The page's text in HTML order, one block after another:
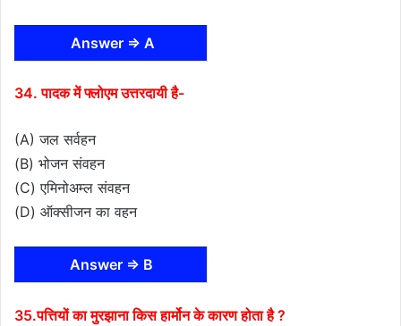
Answer ⇒ A
34. पादक में फ्लोएम उत्तरदायी है-
(A) जल सर्वहन
(B) भोजन संवहन
(C) एमिनोअम्ल संवहन
(D) ऑक्सीजन का वहन
Answer ⇒ B
35.पत्तियों का मुरझाना किस हार्मोन के कारण होता है ?